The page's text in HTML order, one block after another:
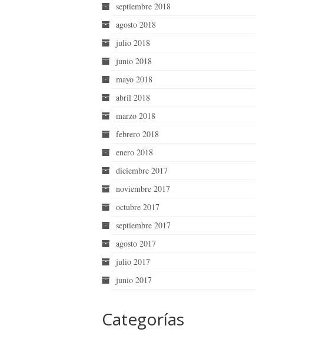
septiembre 2018
agosto 2018
julio 2018
junio 2018
mayo 2018
abril 2018
marzo 2018
febrero 2018
enero 2018
diciembre 2017
noviembre 2017
octubre 2017
septiembre 2017
agosto 2017
julio 2017
junio 2017
Categorías